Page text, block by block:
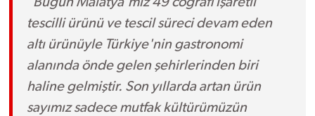
tescilli ürünü ve tescil süreci devam eden
altı ürünüyle Türkiye'nin gastronomi
alanında önde gelen şehirlerinden biri
haline gelmiştir. Son yıllarda artan ürün
sayımız sadece mutfak kültürümüzün